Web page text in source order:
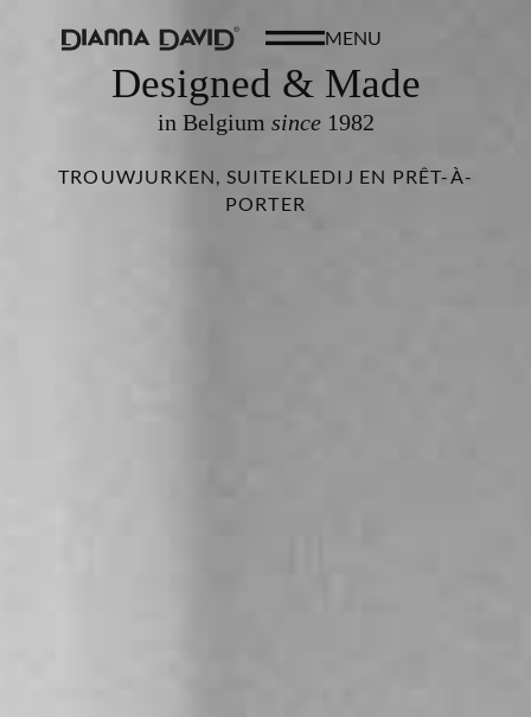
MENU
Designed & Made
in Belgium since1982
TROUWJURKEN, SUITEKLEDIJ EN PRÊT-À-
PORTER